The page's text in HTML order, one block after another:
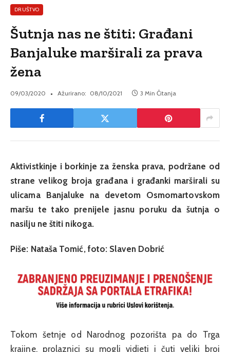
DRUŠTVO
Šutnja nas ne štiti: Građani
Banjaluke marširali za prava
žena
09/03/2020 Ažurirano: 08/10/2021 3 Min Čitanja
Aktivistkinje i borkinje za ženska prava, podržane od
strane velikog broja građana i građanki marširali su
ulicama Banjaluke na devetom Osmomartovskom
maršu te tako prenijele jasnu poruku da šutnja o
nasilju ne štiti nikoga.
Piše: Nataša Tomić, foto: Slaven Dobrić
Tokom šetnje od Narodnog pozorišta pa do Trga
krajine, prolaznici su mogli vidjeti i čuti veliki broj